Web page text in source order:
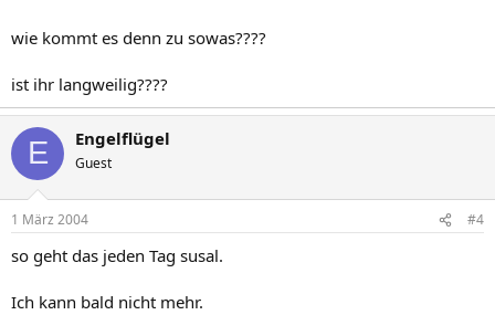
wie kommt es denn zu sowas????
ist ihr langweilig????
E Engelflügel
Guest
1 März 2004 #4
so geht das jeden Tag susal.
Ich kann bald nicht mehr.